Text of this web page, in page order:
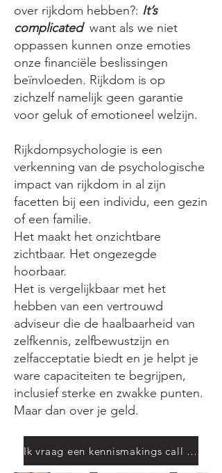
over rijkdom hebben?: It’s
complicatedwant als we niet
oppassen kunnen onze emoties
onze financiële beslissingen
beïnvloeden. Rijkdom is op
zichzelf namelijk geen garantie
voor geluk of emotioneel welzijn.
Rijkdompsychologie is een
verkenning van de psychologische
impact van rijkdom in al zijn
facetten bij een individu, een gezin
of een familie.
Het maakt het onzichtbare
zichtbaar. Het ongezegde
hoorbaar.
Het is vergelijkbaar met het
hebben van een vertrouwd
adviseur die de haalbaarheid van
zelfkennis, zelfbewustzijn en
zelfacceptatie biedt en je helpt je
ware capaciteiten te begrijpen,
inclusief sterke en zwakke punten.
Maar dan over je geld.
Ik vraag een kennismakings call aan